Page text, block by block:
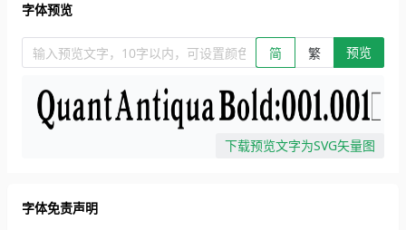
字体预览
输入预览文字，10字以内，可设置颜色、大小、简繁。回车查看效
简 繁 预览
下载预览文字为SVG矢量图
字体免责声明